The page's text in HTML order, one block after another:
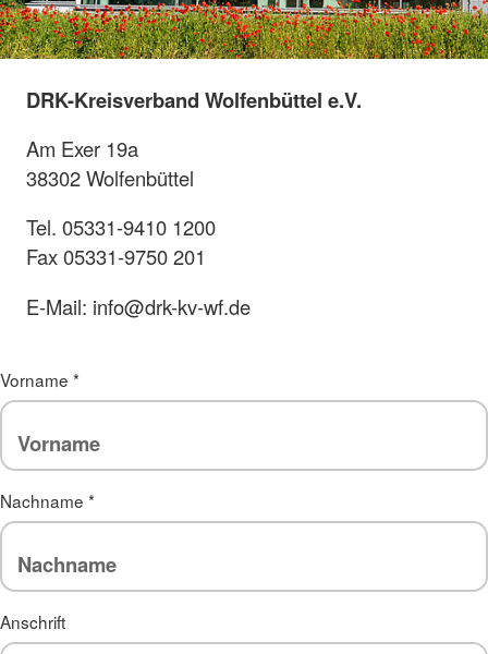
DRK-Kreisverband Wolfenbüttel e.V.
Am Exer 19a
38302 Wolfenbüttel
Tel. 05331-9410 1200
Fax 05331-9750 201
E-Mail: info@drk-kv-wf.de
Vorname *
Nachname *
Anschrift